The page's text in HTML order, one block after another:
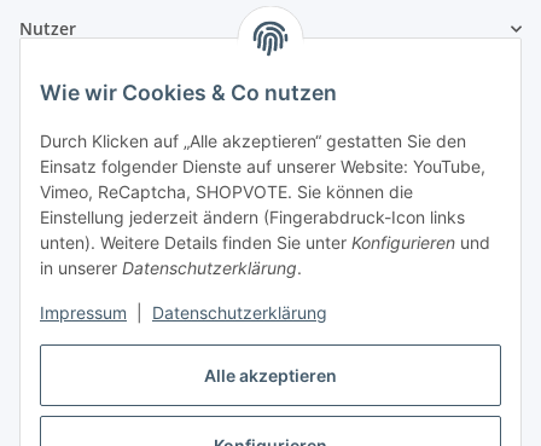
Alle akzeptieren
Wie wir Cookies & Co nutzen
Durch Klicken auf „Alle akzeptieren“ gestatten Sie den
Einsatz folgender Dienste auf unserer Website: YouTube,
Vimeo, ReCaptcha, SHOPVOTE. Sie können die
Einstellung jederzeit ändern (Fingerabdruck-Icon links
unten). Weitere Details finden Sie unter Konfigurieren und
in unserer Datenschutzerklärung.
Impressum Datenschutzerklärung
Nutzer